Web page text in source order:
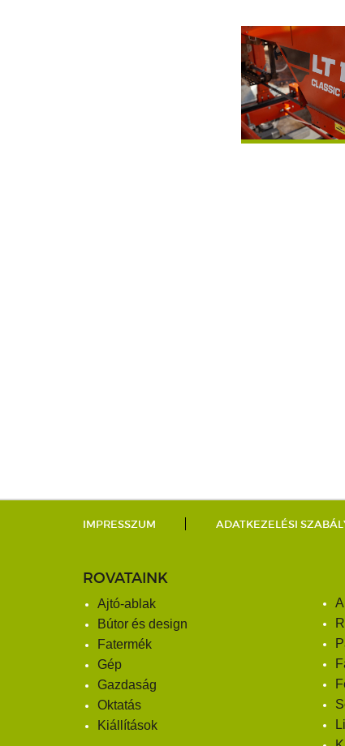
IMPRESSZUM ADATKEZELÉSI
ROVATAINK
Ajtó-ablak
Bútor és design
Fatermék
Gép
Gazdaság
Oktatás
Kiállítások